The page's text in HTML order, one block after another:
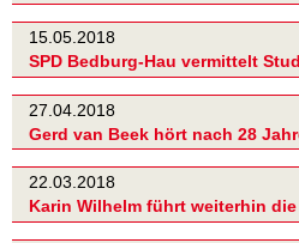
15.05.2018
SPD Bedburg-Hau vermittelt
27.04.2018
Gerd van Beek hört nach 28
22.03.2018
Karin Wilhelm führt weiterhin die